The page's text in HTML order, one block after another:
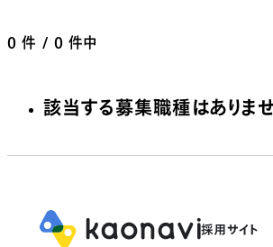
0 件 / 0 件中
該当する募集職種はありませ